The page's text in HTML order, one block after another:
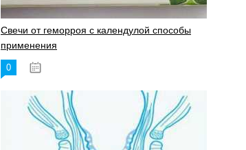
Свечи от геморроя с календулой способы
применения
0